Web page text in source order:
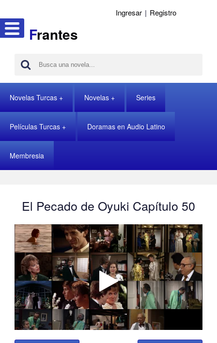
Frantes
Ingresar | Registro
Novelas Turcas Novelas Series
Películas Turcas Doramas en Audio Latino
Membresia
El Pecado de Oyuki Capítulo 50